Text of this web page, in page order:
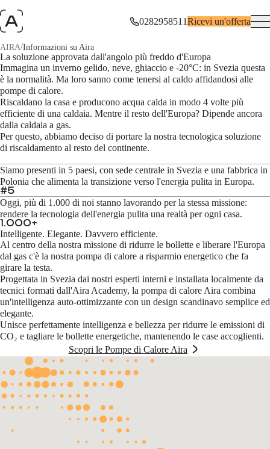
0282958511Ricevi un'offerta
AIRA/Informazioni su Aira
Radici svedesi. Impatto europeo.
Il 10% delle emissioni di CO₂ in Europa è causato dal riscaldamento
domestico e le bollette diventano sempre più alte. Ecco che Aira decide
di intervenire.
La soluzione approvata dall'angolo più freddo d'Europa
Immagina un inverno gelido, neve, ghiaccio e -20°C: in Svezia questa
è la normalità. Ma loro sanno come tenersi al caldo affidandosi alle
pompe di calore.
Riscaldano la casa e producono acqua calda in modo 4 volte più
efficiente di una caldaia. Mentre il resto dell'Europa? Dipende ancora
dalla caldaia a gas.
Per questo, abbiamo deciso di portare la nostra tecnologica soluzione
di riscaldamento al resto del continente.
Siamo presenti in 5 paesi, con sede centrale in Svezia e una fabbrica in
Polonia che alimenta la transizione verso l'energia pulita in Europa.
#5
Oggi, più di 1.000 di noi stanno lavorando per la stessa missione:
rendere la tecnologia dell'energia pulita una realtà per ogni casa.
1.000+
Intelligente. Elegante. Davvero efficiente.
Al centro della nostra missione di ridurre le bollette e liberare l'Europa
dal gas c'è la nostra pompa di calore a risparmio energetico che fa
girare la testa.
Progettata in Svezia dai nostri esperti interni e installata localmente da
tecnici formati dall'Aira Academy, la pompa di calore Aira combina
un'intelligenza auto-ottimizzante con un design scandinavo semplice ed
elegante.
Unisce perfettamente intelligenza e bellezza per ridurre le emissioni di
CO₂ e tagliare le bollette energetiche, mantenendo le case accoglienti.
Scopri le Pompe di Calore Aira